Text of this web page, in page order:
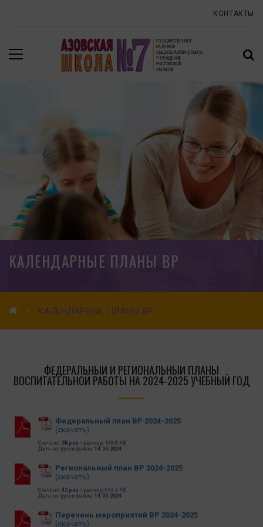
КОНТАКТЫ
КАЛЕНДАРНЫЕ ПЛАНЫ ВР
КАЛЕНДАРНЫЕ ПЛАНЫ ВР
ФЕДЕРАЛЬНЫЙ И РЕГИОНАЛЬНЫЙ ПЛАНЫ
ВОСПИТАТЕЛЬНОЙ РАБОТЫ НА 2024-2025 УЧЕБНЫЙ ГОД
Федеральный план ВР 2024-2025
(скачать)
Скачано: 38 раз / размер: 188.8 KB
Дата загрузки файла:14.09.2024
Региональный план ВР 2024-2025
(скачать)
Скачано:42 раз / размер: 693.4 KB
Дата загрузки файла:14.09.2024
Перечень мероприятий ВР 2024-2025
(скачать)